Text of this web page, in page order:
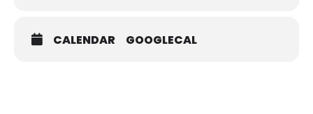
CALENDAR GOOGLECAL